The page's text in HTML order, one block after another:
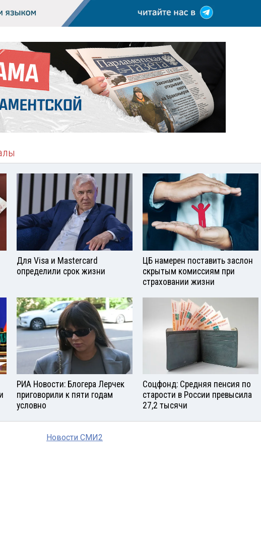
Для Visа и Mastercard
определили срок жизни
ЦБ намерен поставить заслон
скрытым комиссиям при
страховании жизни
РИА Новости: Блогера Лерчек
приговорили к пяти годам
условно
Соцфонд: Средняя пенсия по
старости в России превысила
27,2 тысячи
Новости СМИ2